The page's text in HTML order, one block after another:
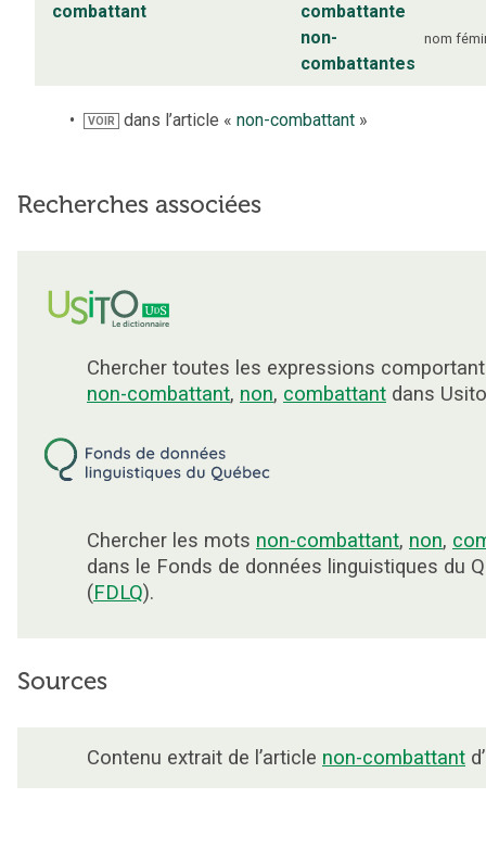
combattant
combattante
non-
combattantes
nom
VOIR dans l’article «non-combattant »
Recherches associées
Chercher toutes les expressions
non-combattant, non, combattant dans
Chercher les mots non-combattant, non,
dans le Fonds de données linguistiques du
(FDLQ).
Sources
Contenu extrait de l’article non-combattant